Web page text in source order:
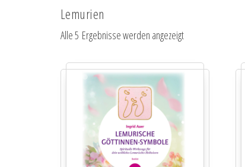
Lemurien
Alle 5 Ergebnisse werden angezeigt